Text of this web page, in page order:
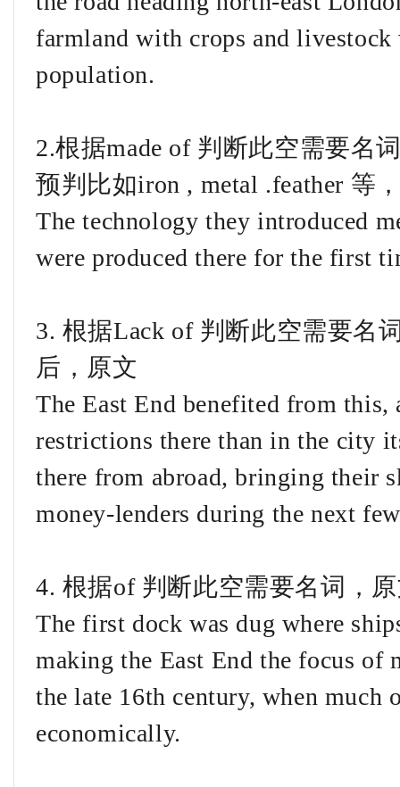
farmland with crops and
population.
2.根据made of 判断此空需要名
预判比如iron , metal .feather 等
The technology they introduced
were produced there for the first
3. 根据Lack of 判断此空需要名
后，原文
The East End benefited from this,
restrictions there than in the city
there from abroad, bringing their
money-lenders during the next
4. 根据of 判断此空需要名词，
The first dock was dug where
making the East End the focus of
the late 16th century, when much
economically.